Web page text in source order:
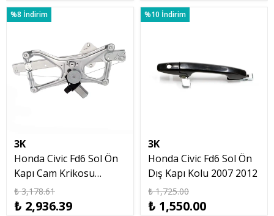
%8 İndirim
3K
Honda Civic Fd6 Sol Ön
Kapı Cam Krikosu
Motorlu 2007 2012 FD6
₺ 3,178.61
₺ 2,936.39
%10 İndirim
3K
Honda Civic Fd6 Sol Ön
Dış Kapı Kolu 2007 2012
₺ 1,725.00
₺ 1,550.00